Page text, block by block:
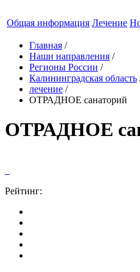
Общая информация Лечение
Главная /
Наши направления /
Регионы России /
Калининградская область
лечение /
ОТРАДНОЕ санаторий
ОТРАДНОЕ
Рейтинг: